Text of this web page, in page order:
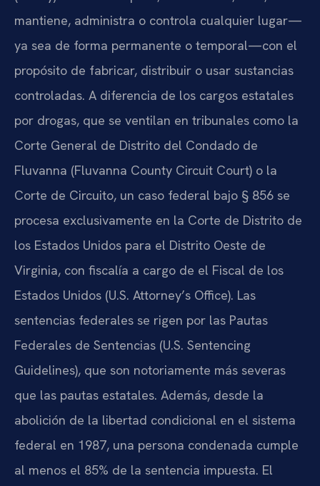
mantiene, administra o controla cualquier lugar—
ya sea de forma permanente o temporal—con el
propósito de fabricar, distribuir o usar sustancias
controladas. A diferencia de los cargos estatales
por drogas, que se ventilan en tribunales como la
Corte General de Distrito del Condado de
Fluvanna (Fluvanna County Circuit Court) o la
Corte de Circuito, un caso federal bajo § 856 se
procesa exclusivamente en la Corte de Distrito de
los Estados Unidos para el Distrito Oeste de
Virginia, con fiscalía a cargo de el Fiscal de los
Estados Unidos (U.S. Attorney’s Office). Las
sentencias federales se rigen por las Pautas
Federales de Sentencias (U.S. Sentencing
Guidelines), que son notoriamente más severas
que las pautas estatales. Además, desde la
abolición de la libertad condicional en el sistema
federal en 1987, una persona condenada cumple
al menos el 85% de la sentencia impuesta. El